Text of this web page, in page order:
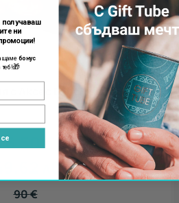
с Аксес Барс - освободи се
€
лв.
90€
получаваш
ни
бонус
🎁